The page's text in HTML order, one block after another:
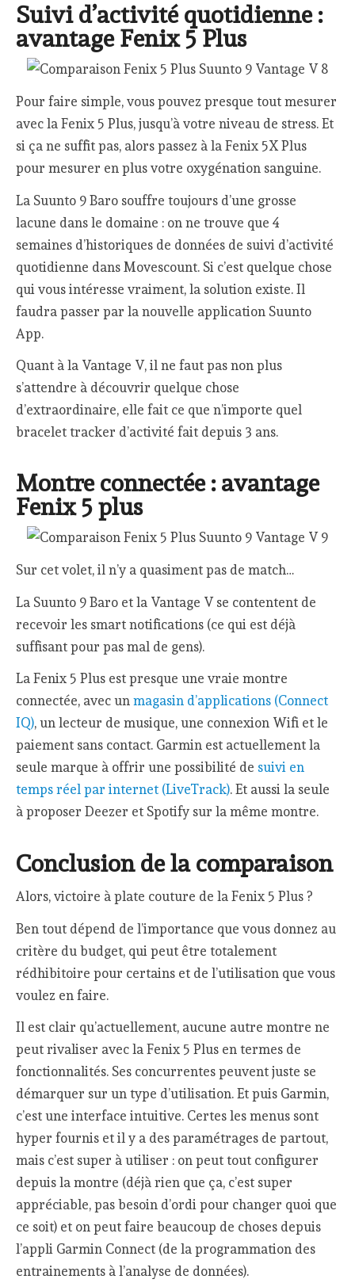
Suivi d’activité quotidienne :
avantage Fenix 5 Plus
Pour faire simple, vous pouvez presque tout mesurer
avec la Fenix 5 Plus, jusqu’à votre niveau de stress. Et
si ça ne suffit pas, alors passez à la Fenix 5X Plus
pour mesurer en plus votre oxygénation sanguine.
La Suunto 9 Baro souffre toujours d’une grosse
lacune dans le domaine : on ne trouve que 4
semaines d’historiques de données de suivi d’activité
quotidienne dans Movescount. Si c’est quelque chose
qui vous intéresse vraiment, la solution existe. Il
faudra passer par la nouvelle application Suunto
App.
Quant à la Vantage V, il ne faut pas non plus
s’attendre à découvrir quelque chose
d’extraordinaire, elle fait ce que n’importe quel
bracelet tracker d’activité fait depuis 3 ans.
Montre connectée : avantage
Fenix 5 plus
Sur cet volet, il n’y a quasiment pas de match…
La Suunto 9 Baro et la Vantage V se contentent de
recevoir les smart notifications (ce qui est déjà
suffisant pour pas mal de gens).
La Fenix 5 Plus est presque une vraie montre
connectée, avec unmagasin d’applications (Connect
IQ), un lecteur de musique, une connexion Wifi et le
paiement sans contact. Garmin est actuellement la
seule marque à offrir une possibilité de suivi en
temps réel par internet (LiveTrack). Et aussi la seule
à proposer Deezer et Spotify sur la même montre.
Conclusion de la comparaison
Alors, victoire à plate couture de la Fenix 5 Plus ?
Ben tout dépend de l’importance que vous donnez au
critère du budget, qui peut être totalement
rédhibitoire pour certains et de l’utilisation que vous
voulez en faire.
Il est clair qu’actuellement, aucune autre montre ne
peut rivaliser avec la Fenix 5 Plus en termes de
fonctionnalités. Ses concurrentes peuvent juste se
démarquer sur un type d’utilisation. Et puis Garmin,
c’est une interface intuitive. Certes les menus sont
hyper fournis et il y a des paramétrages de partout,
mais c’est super à utiliser : on peut tout configurer
depuis la montre (déjà rien que ça, c’est super
appréciable, pas besoin d’ordi pour changer quoi que
ce soit) et on peut faire beaucoup de choses depuis
l’appli Garmin Connect (de la programmation des
entrainements à l’analyse de données).